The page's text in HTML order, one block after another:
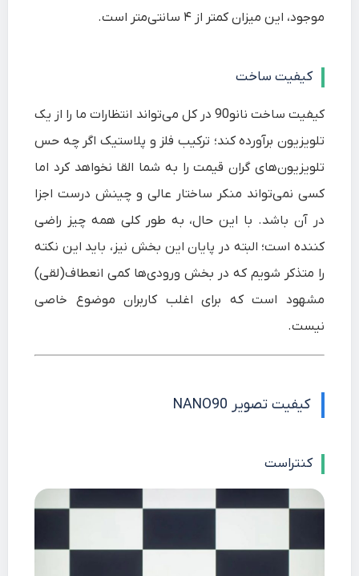
موجود، این میزان کمتر از ۴ سانتی‌متر است.
کیفیت ساخت
کیفیت ساخت نانو90 در کل می‌تواند انتظارات ما را از یک
تلویزیون برآورده کند؛ ترکیب فلز و پلاستیک اگر چه حس
تلویزیون‌های گران قیمت را به شما القا نخواهد کرد اما
کسی نمی‌تواند منکر ساختار عالی و چینش درست اجزا
در آن باشد. با این حال، به طور کلی همه چیز راضی
کننده است؛ البته در پایان این بخش نیز، باید این نکته
را متذکر شویم که در بخش ورودی‌ها کمی انعطاف(لقی)
مشهود است که برای اغلب کاربران موضوع خاصی
نیست.
کیفیت تصویر NANO90
کنتراست